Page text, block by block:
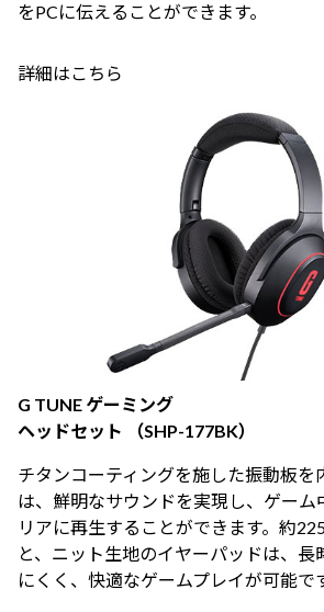
をPCに伝えることができます。
詳細はこちら
G TUNE ゲーミング
ヘッドセット （SHP-177BK）
チタンコーティングを施した振動板を
は、鮮明なサウンドを実現し、ゲーム
リアに再生することができます。約
と、ニット生地のイヤーパッドは、長
にくく、快適なゲームプレイが可能で